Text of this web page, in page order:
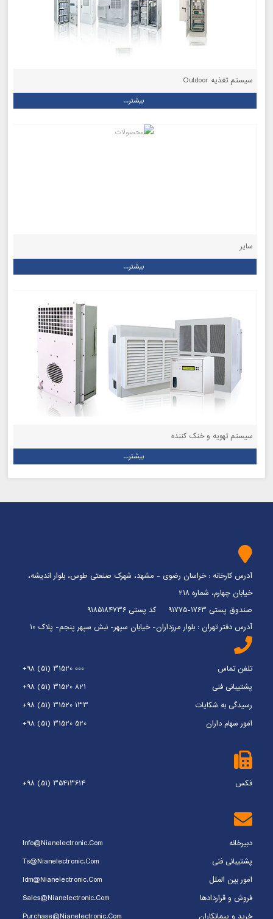
سیستم‌ تغذیه Outdoor
بیشتر...
سایر
بیشتر...
سیستم تهویه و خنک کننده
بیشتر...
آدرس کارخانه : خراسان رضوی - مشهد، شهرک صنعتی طوس، بلوار اندیشه،
خیابان چهارم، شماره 218
صندوق پستی 1763-91775 کد پستی 9185184736
آدرس دفتر تهران : بلوار مرزداران- خیابان سپهر- نبش سپهر پنجم- پلاک 10
تلفن تماس
+98 (51) 31520 000
پشتیبانی فنی
+98 (51) 31520 821
رسیدگی به شکایات
+98 (51) 31520 133
امور سهام داران
+98 (51) 31520 520
فکس +98 (51) 35413614
دبیرخانه
Info@nianelectronic.com
پشتیبانی فنی
Ts@nianelectronic.com
امور بین الملل
Idm@nianelectronic.com
فروش و قراردادها
Sales@nianelectronic.com
خرید و پیمانکاران
Purchase@nianelectronic.com